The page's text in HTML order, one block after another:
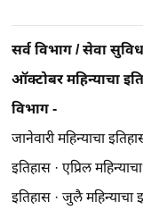
सर्व विभाग /सेवा
ऑक्टोबर महिन्याचा
विभाग -
जानेवारी महिन्याचा
इतिहास ·एप्रिल
इतिहास ·जुलै महिन्याचा